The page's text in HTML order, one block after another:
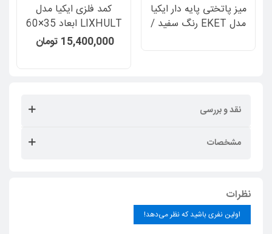
میز پاتختی پایه دار ایکیا
مدل EKET رنگ سفید /
کمد فلزی ایکیا مدل
LIXHULT ابعاد 35×60
سانتیمتر رنگ خاکستری
15,400,000 تومان
نقد و بررسی
مشخصات
نظرات
اولین نفری باشید که نظر می‌دهد!